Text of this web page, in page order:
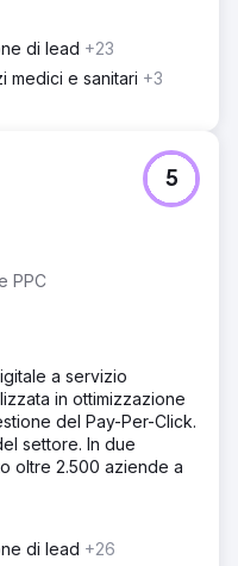
di lead +23
medici e sanitari +3
PPC
5
a servizio
in ottimizzazione
del Pay-Per-Click.
settore. In due
oltre 2.500 aziende a
di lead +26